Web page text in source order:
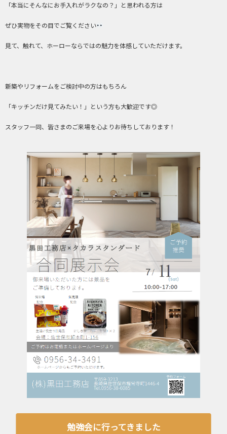
「本当にそんなにお手入れがラクなの？」と思われる方は
ぜひ実物をその目でご覧ください
見て、触れて、ホーローならではの魅力を体感していただけます。
新築やリフォームをご検討中の方はもちろん
「キッチンだけ見てみたい！」という方も大歓迎です◎
スタッフ一同、皆さまのご来場を心よりお待ちしております！
勉強会に行ってきました